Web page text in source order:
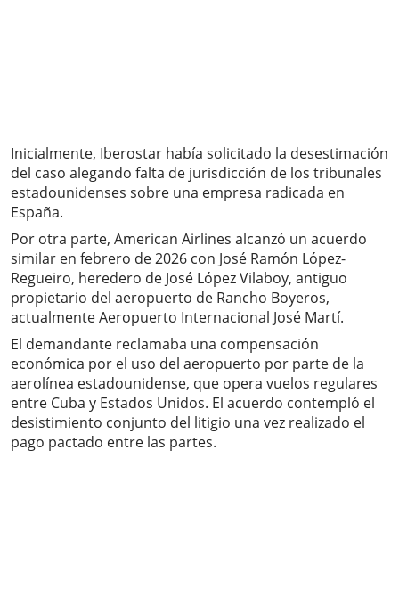
Inicialmente, Iberostar había solicitado la desestimación
del caso alegando falta de jurisdicción de los tribunales
estadounidenses sobre una empresa radicada en
España.
Por otra parte, American Airlines alcanzó un acuerdo
similar en febrero de 2026 con José Ramón López-
Regueiro, heredero de José López Vilaboy, antiguo
propietario del aeropuerto de Rancho Boyeros,
actualmente Aeropuerto Internacional José Martí.
El demandante reclamaba una compensación
económica por el uso del aeropuerto por parte de la
aerolínea estadounidense, que opera vuelos regulares
entre Cuba y Estados Unidos. El acuerdo contempló el
desistimiento conjunto del litigio una vez realizado el
pago pactado entre las partes.